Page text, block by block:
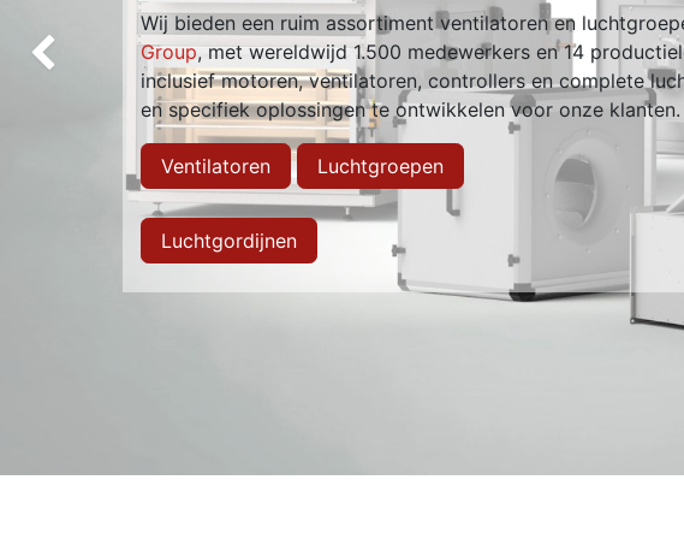
Wij bieden een ruim assortiment ventilatoren en
Group, met wereldwijd 1.500 medewerkers en 14
inclusief motoren, ventilatoren, controllers en complete
en specifiek oplossingen te ontwikkelen voor onze klanten.
Ventilatoren Luchtgroepen
Luchtgordijnen
Vorige